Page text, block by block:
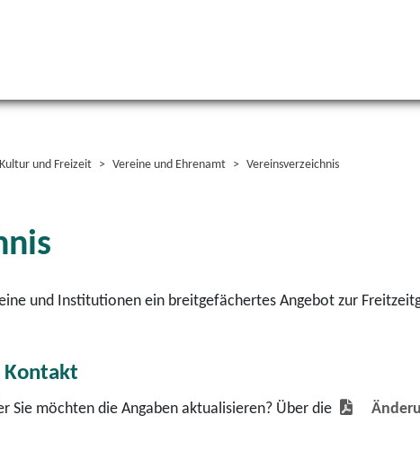
Kultur und Freizeit Vereine und Ehrenamt Vereinsverzeichnis
und Institutionen ein breitgefächertes Angebot zur
Kontakt
Sie möchten die Angaben aktualisieren? Über die